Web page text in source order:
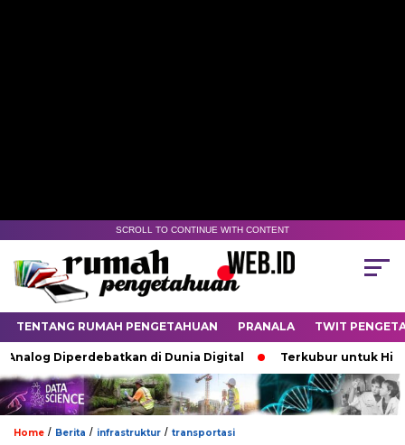
SCROLL TO CONTINUE WITH CONTENT
TENTANG RUMAH PENGETAHUAN PRANALA TWIT
Diperdebatkan di Dunia Digital Terkubur untuk Hidup
Home / Berita / infrastruktur / transportasi